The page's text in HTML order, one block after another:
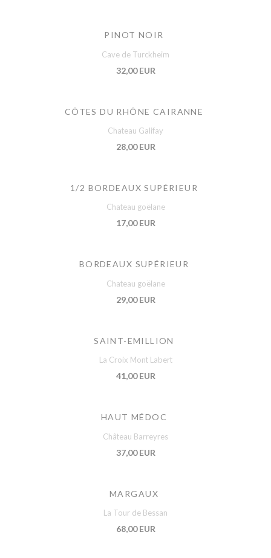
PINOT NOIR
Cave de Turckheim
32,00 EUR
CÔTES DU RHÔNE CAIRANNE
Chateau Galifay
28,00 EUR
1/2 BORDEAUX SUPÉRIEUR
Chateau goëlane
17,00 EUR
BORDEAUX SUPÉRIEUR
Chateau goëlane
29,00 EUR
SAINT-EMILLION
La Croix Mont Labert
41,00 EUR
HAUT MÉDOC
Château Barreyres
37,00 EUR
MARGAUX
La Tour de Bessan
68,00 EUR